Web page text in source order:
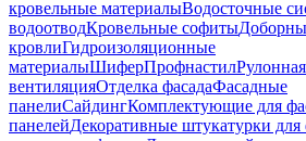
кровельные материалыВодосточные
водоотводКровельные софиты
кровлиГидроизоляционные
материалыШиферПрофнастил
вентиляцияОтделка фасадаФасадные
панелиСайдингКомплектующие для
панелейДекоративные штукатурки для